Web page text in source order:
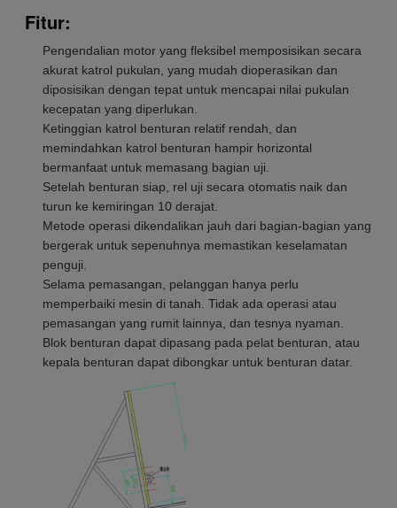
Fitur:
Pengendalian motor yang fleksibel memposisikan secara
akurat katrol pukulan, yang mudah dioperasikan dan
diposisikan dengan tepat untuk mencapai nilai pukulan
kecepatan yang diperlukan.
Ketinggian katrol benturan relatif rendah, dan
memindahkan katrol benturan hampir horizontal
bermanfaat untuk memasang bagian uji.
Setelah benturan siap, rel uji secara otomatis naik dan
turun ke kemiringan 10 derajat.
Metode operasi dikendalikan jauh dari bagian-bagian yang
bergerak untuk sepenuhnya memastikan keselamatan
penguji.
Selama pemasangan, pelanggan hanya perlu
memperbaiki mesin di tanah. Tidak ada operasi atau
pemasangan yang rumit lainnya, dan tesnya nyaman.
Blok benturan dapat dipasang pada pelat benturan, atau
kepala benturan dapat dibongkar untuk benturan datar.